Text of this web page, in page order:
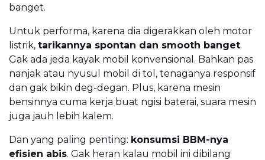
banget.
Untuk performa, karena dia digerakkan oleh motor
listrik, tarikannya spontan dan smooth banget.
Gak ada jeda kayak mobil konvensional. Bahkan pas
nanjak atau nyusul mobil di tol, tenaganya responsif
dan gak bikin deg-degan. Plus, karena mesin
bensinnya cuma kerja buat ngisi baterai, suara mesin
juga jauh lebih kalem.
Dan yang paling penting: konsumsi BBM-nya
efisien abis. Gak heran kalau mobil ini dibilang